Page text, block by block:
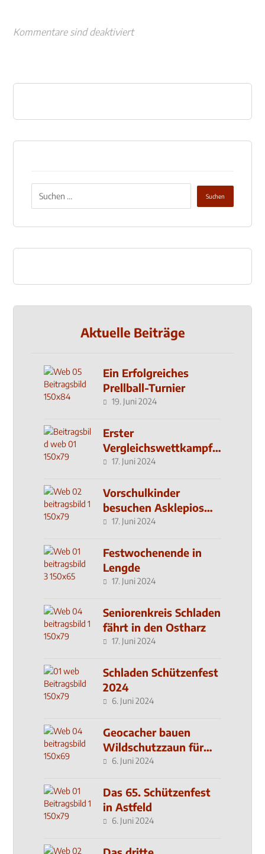
Kommentare sind deaktiviert
Aktuelle Beiträge
Ein Erfolgreiches
Prellball-Turnier
19. Juni 2024
Erster
Vergleichswettkampf
seit 2019
17. Juni 2024
Vorschulkinder
besuchen Asklepios
Klinik
17. Juni 2024
Festwochenende in
Lengde
17. Juni 2024
Seniorenkreis Schladen
fährt in den Ostharz
17. Juni 2024
Schladen Schützenfest
2024
6. Juni 2024
Geocacher bauen
Wildschutzzaun für
den MachMit! Wald
6. Juni 2024
Das 65. Schützenfest
in Astfeld
6. Juni 2024